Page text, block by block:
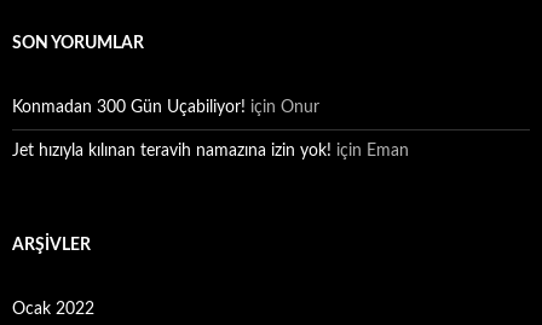
SON YORUMLAR
Konmadan 300 Gün Uçabiliyor! için Onur
Jet hızıyla kılınan teravih namazına izin yok! için Eman
ARŞIVLER
Ocak 2022